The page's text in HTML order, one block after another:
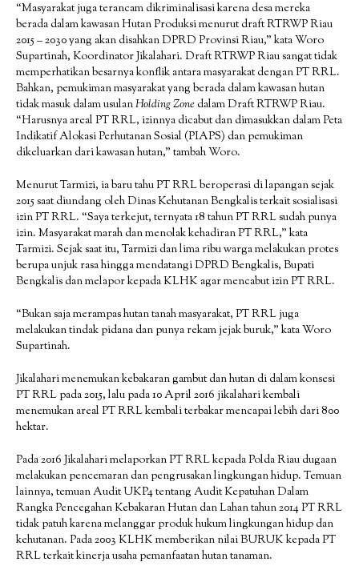
“Masyarakat juga terancam dikriminalisasi karena desa mereka
berada dalam kawasan Hutan Produksi menurut draft RTRWP Riau
2015 – 2030 yang akan disahkan DPRD Provinsi Riau,” kata Woro
Supartinah, Koordinator Jikalahari. Draft RTRWP Riau sangat tidak
memperhatikan besarnya konflik antara masyarakat dengan PT RRL.
Bahkan, pemukiman masyarakat yang berada dalam kawasan hutan
tidak masuk dalam usulanHolding Zone dalam Draft RTRWP Riau.
“Harusnya areal PT RRL, izinnya dicabut dan dimasukkan dalam Peta
Indikatif Alokasi Perhutanan Sosial (PIAPS) dan pemukiman
dikeluarkan dari kawasan hutan,” tambah Woro.
Menurut Tarmizi, ia baru tahu PT RRL beroperasi di lapangan sejak
2015 saat diundang oleh Dinas Kehutanan Bengkalis terkait sosialisasi
izin PT RRL. “Saya terkejut, ternyata 18 tahun PT RRL sudah punya
izin. Masyarakat marah dan menolak kehadiran PT RRL,” kata
Tarmizi. Sejak saat itu, Tarmizi dan lima ribu warga melakukan protes
berupa unjuk rasa hingga mendatangi DPRD Bengkalis, Bupati
Bengkalis dan melapor kepada KLHK agar mencabut izin PT RRL.
“Bukan saja merampas hutan tanah masyarakat, PT RRL juga
melakukan tindak pidana dan punya rekam jejak buruk,” kata Woro
Supartinah.
Jikalahari menemukan kebakaran gambut dan hutan di dalam konsesi
PT RRL pada 2015, lalu pada 10 April 2016 jikalahari kembali
menemukan areal PT RRL kembali terbakar mencapai lebih dari 800
hektar.
Pada 2016 Jikalahari melaporkan PT RRL kepada Polda Riau dugaan
melakukan pencemaran dan pengrusakan lingkungan hidup. Temuan
lainnya, temuan Audit UKP4 tentang Audit Kepatuhan Dalam
Rangka Pencegahan Kebakaran Hutan dan Lahan tahun 2014 PT RRL
tidak patuh karena melanggar produk hukum lingkungan hidup dan
kehutanan. Pada 2003 KLHK memberikan nilai BURUK kepada PT
RRL terkait kinerja usaha pemanfaatan hutan tanaman.